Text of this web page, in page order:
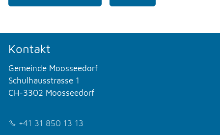
Kontakt
Gemeinde Moosseedorf
Schulhausstrasse 1
CH-3302 Moosseedorf
+41 31 850 13 13